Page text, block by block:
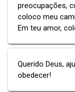
preocupações,
coloco meu
Em teu amor,
Querido Deus,
obedecer!